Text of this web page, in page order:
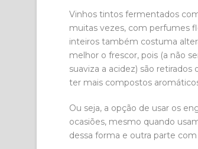
Vinhos tintos fermentados
muitas vezes, com perfumes
inteiros também costuma
melhor o frescor, pois (a não
suaviza a acidez) são
ter mais compostos
Ou seja, a opção de usar os
ocasiões, mesmo quando
dessa forma e outra parte